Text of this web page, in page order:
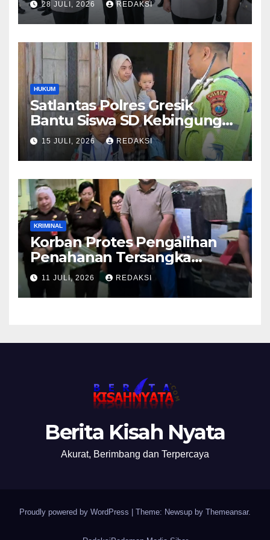
Kepemimpinan dan
Pelayanan Presisi
28 JULI, 2026 REDAKSI
HUKUM
Satlantas Polres Gresik
Bantu Siswa SD Kebingungan
Saat Pulang Sekolah,
Langsung Diantar ke Rumah
Orang Tua Lega
15 JULI, 2026 REDAKSI
KRIMINAL
Korban Protes Pengalihan
Penahanan Tersangka
Pemalsuan Merek Skincare,
Kasi Penkum Kejati Jatim:
Nanti Saya Tegur Jaksanya
11 JULI, 2026 REDAKSI
Berita Kisah Nyata
Akurat, Berimbang dan Terpercaya
Proudly powered by WordPress | Theme: Newsup by Themeansar.